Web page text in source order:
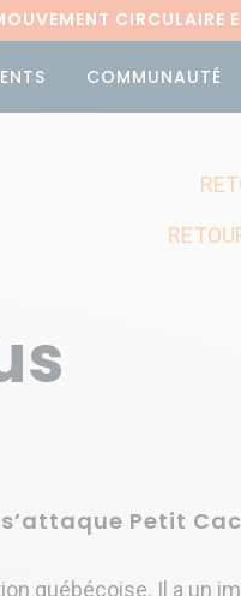
CIRCULAIRE
COMMUNAUTÉ
Petit
québécoise. Il a un